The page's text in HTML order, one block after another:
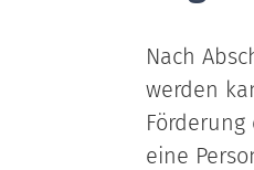
Nach
werden
eine